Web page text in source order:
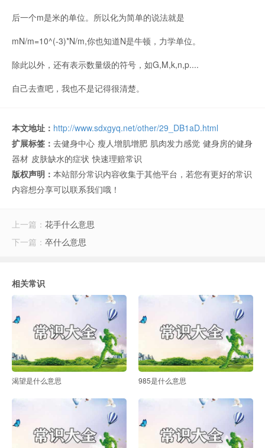
后一个m是米的单位。所以化为简单的说法就是
mN/m=10^(-3)*N/m,你也知道N是牛顿，力学单位。
除此以外，还有表示数量级的符号，如G,M,k,n,p....
自己去查吧，我也不是记得很清楚。
本文地址： http://www.sdxgyq.net/other/29_DB1aD.html
扩展标签： 去健身中心 瘦人增肌增肥 肌肉发力感觉 健身房的健身
器材 皮肤缺水的症状 快速理赔常识
版权声明： 本站部分常识内容收集于其他平台，若您有更好的常识
内容想分享可以联系我们哦！
上一篇： 花手什么意思
下一篇： 卒什么意思
相关常识
渴望是什么意思 985是什么意思